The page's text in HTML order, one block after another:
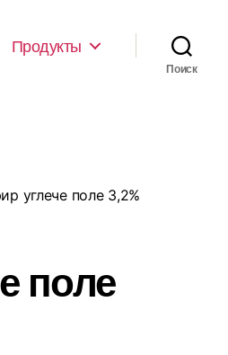
Продукты
Поиск
углече поле 3,2%
поле